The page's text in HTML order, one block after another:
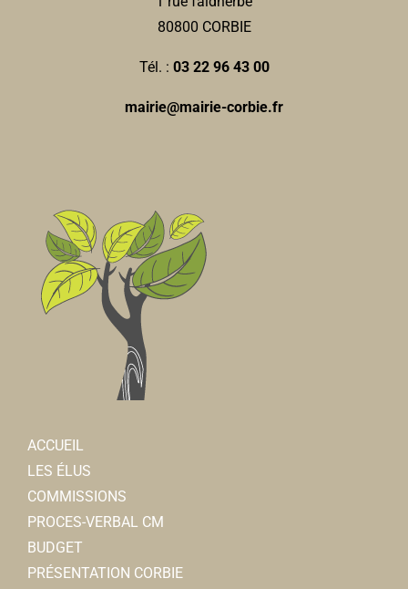
80800 CORBIE
Tél. : 03 22 96 43 00
mairie@mairie-corbie.fr
ACCUEIL
LES ÉLUS
COMMISSIONS
PROCES-VERBAL CM
BUDGET
PRÉSENTATION CORBIE